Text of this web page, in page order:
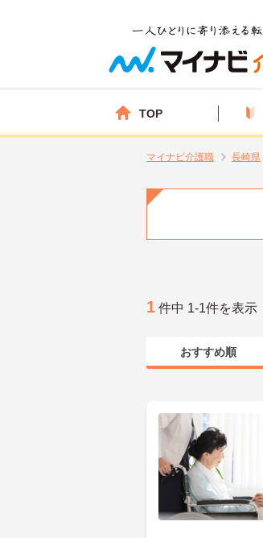
TOP
マイナビ介護職 長崎県
1 件中 1-1件を表示
おすすめ順